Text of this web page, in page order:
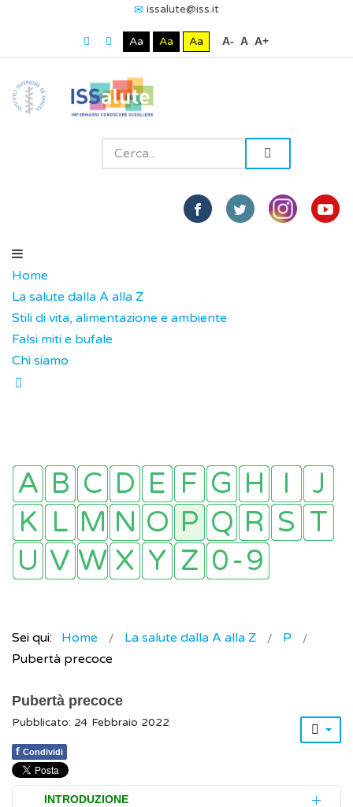
issalute@iss.it
Aa Aa Aa A- A A+
Home
La salute dalla A alla Z
Stili di vita, alimentazione e ambiente
Falsi miti e bufale
Chi siamo
Sei qui: Home La salute dalla A alla Z
P
Pubertà precoce
Pubertà precoce
Pubblicato: 24 Febbraio 2022
f Condividi
INTRODUZIONE